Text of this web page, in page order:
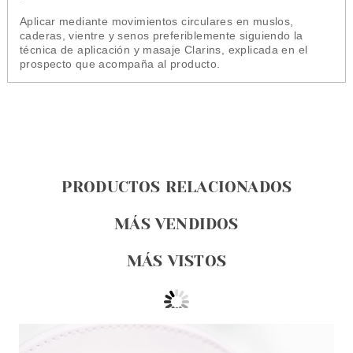
Aplicar mediante movimientos circulares en muslos,
caderas, vientre y senos preferiblemente siguiendo la
técnica de aplicación y masaje Clarins, explicada en el
prospecto que acompaña al producto.
PRODUCTOS RELACIONADOS
MÁS VENDIDOS
MÁS VISTOS